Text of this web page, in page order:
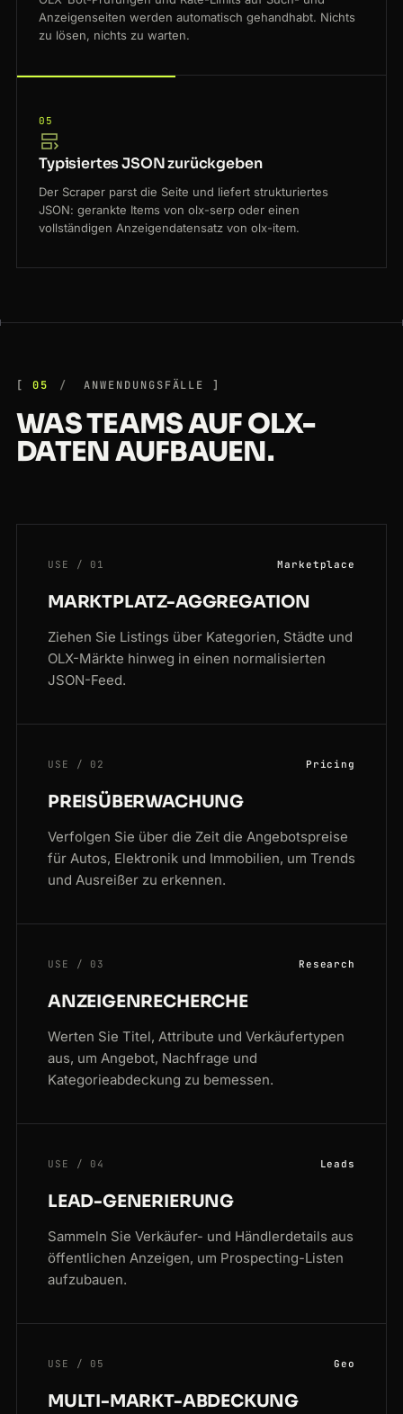
Anzeigenseiten werden automatisch gehandhabt. Nichts
zu lösen, nichts zu warten.
05
Typisiertes JSON zurückgeben
Der Scraper parst die Seite und liefert strukturiertes
JSON: gerankte Items von olx-serp oder einen
vollständigen Anzeigendatensatz von olx-item.
05 ANWENDUNGSFÄLLE
WAS TEAMS AUF OLX-
DATEN AUFBAUEN.
USE / 01 Marketplace
MARKTPLATZ-AGGREGATION
Ziehen Sie Listings über Kategorien, Städte und
OLX-Märkte hinweg in einen normalisierten
JSON-Feed.
USE / 02 Pricing
PREISÜBERWACHUNG
Verfolgen Sie über die Zeit die Angebotspreise
für Autos, Elektronik und Immobilien, um Trends
und Ausreißer zu erkennen.
USE / 03 Research
ANZEIGENRECHERCHE
Werten Sie Titel, Attribute und Verkäufertypen
aus, um Angebot, Nachfrage und
Kategorieabdeckung zu bemessen.
USE / 04 Leads
LEAD-GENERIERUNG
Sammeln Sie Verkäufer- und Händlerdetails aus
öffentlichen Anzeigen, um Prospecting-Listen
aufzubauen.
USE / 05 Geo
MULTI-MARKT-ABDECKUNG